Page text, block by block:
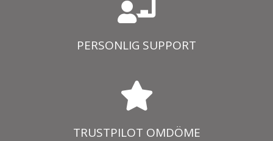
PERSONLIG SUPPORT
TRUSTPILOT OMDÖME